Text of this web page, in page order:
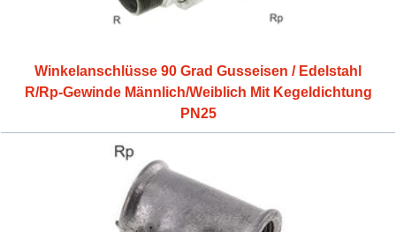
Winkelanschlüsse 90 Grad Gusseisen / Edelstahl
R/Rp-Gewinde Männlich/Weiblich Mit Kegeldichtung
PN25